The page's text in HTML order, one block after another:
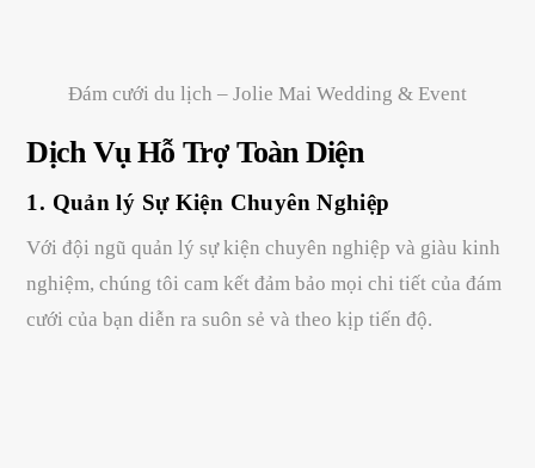
Đám cưới du lịch – Jolie Mai Wedding & Event
Dịch Vụ Hỗ Trợ Toàn Diện
1. Quản lý Sự Kiện Chuyên Nghiệp
Với đội ngũ quản lý sự kiện chuyên nghiệp và giàu kinh
nghiệm, chúng tôi cam kết đảm bảo mọi chi tiết của đám
cưới của bạn diễn ra suôn sẻ và theo kịp tiến độ.